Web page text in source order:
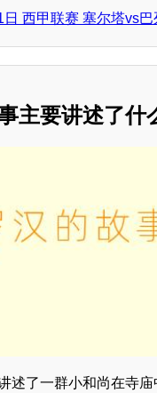
西甲联赛 塞尔塔vs
主要讲述了什
述了一群小和尚在寺